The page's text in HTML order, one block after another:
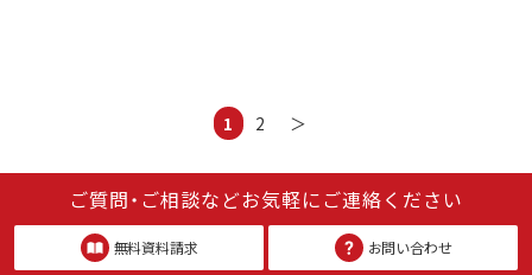
1 2 ＞
ご質問・ご相談などお気軽にご連絡ください
無料資料請求 お問い合わせ